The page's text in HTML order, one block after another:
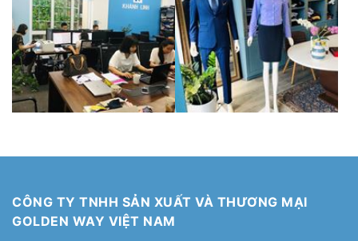
CÔNG TY TNHH SẢN XUẤT VÀ THƯƠNG MẠI
GOLDEN WAY VIỆT NAM